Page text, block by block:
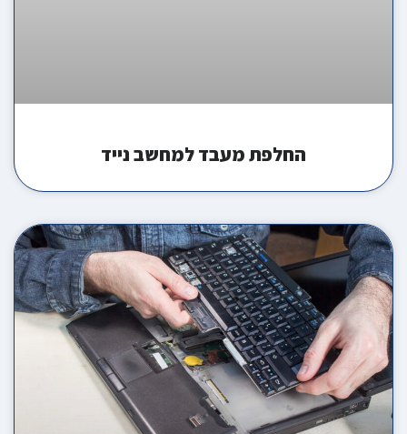
החלפת מעבד למחשב נייד